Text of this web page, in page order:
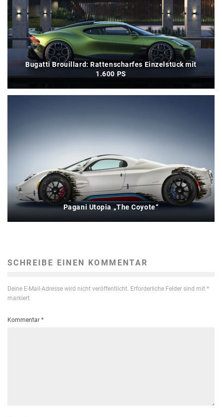
Bugatti Brouillard: Rattenscharfes Einzelstück mit
1.600 PS
Pagani Utopia „The Coyote“
SCHREIBE EINEN KOMMENTAR
Deine E-Mail-Adresse wird nicht veröffentlicht. Erforderliche Felder sind mit *
markiert
Kommentar *